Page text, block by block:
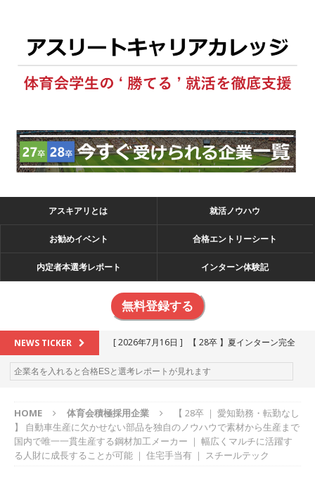
アスキアリとは 就活ノウハウ
お勧めイベント 合格エントリーシート
内定者本選考レポート インターン体験記
無料登録する
NEWS TICKER [ 2026年7月16日 ]
【 28卒 】夏インターン完全
攻略セミナー ｜ 予約フォーム
お勧めイベン
[ 2026年6月13日 ] ≪ 27卒 ≫アスキヤリ個人相
談｜予約フォーム
お勧めイベント
[ 2026年5月17日 ] ≪ 2027卒 ≫ 今すぐ受けられ
HOME 体育会積極採用企業
【 28卒 ｜ 愛知勤務・転勤なし
】 自動車生産に欠かせない部品を独自のノウハウで素材から生産まで
国内で唯一一貫生産する鋼材加工メーカー ｜ 幅広くマルチに活躍す
る人財に成長することが可能 ｜ 住宅手当有 ｜ スチールテック